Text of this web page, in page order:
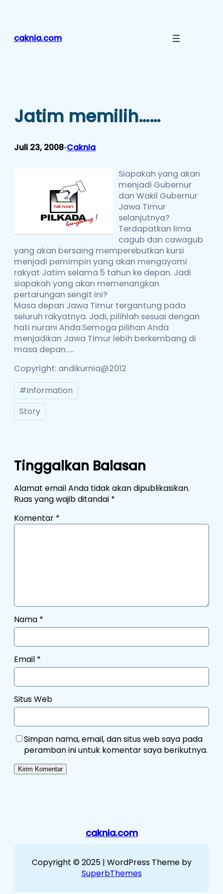
caknia.com
Jatim memilih……
Juli 23, 2008•Caknia
Siapakah yang akan
menjadi Gubernur
dan Wakil Gubernur
Jawa Timur
selanjutnya?
Terdapatkan lima
cagub dan cawagub
yang akan bersaing memperebutkan kursi
menjadi pemimpin yang akan mengayomi
rakyat Jatim selama 5 tahun ke depan. Jadi
siapakah yang akan memenangkan
pertarungan sengit ini?
Masa depan Jawa Timur tergantung pada
seluruh rakyatnya. Jadi, pilihlah sesuai dengan
hati nurani Anda.Semoga pilihan Anda
menjadikan Jawa Timur lebih berkembang di
masa depan…..
Copyright: andikurnia@2012
#Information
Story
Tinggalkan Balasan
Alamat email Anda tidak akan dipublikasikan.
Ruas yang wajib ditandai *
Komentar *
Nama *
Email *
Situs Web
Simpan nama, email, dan situs web saya pada
peramban ini untuk komentar saya berikutnya.
caknia.com
Copyright © 2025 | WordPress Theme by
SuperbThemes